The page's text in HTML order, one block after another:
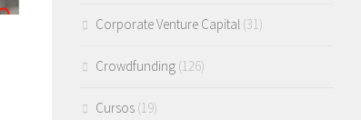
Corporate Venture Capital (31)
Crowdfunding (126)
Cursos (19)